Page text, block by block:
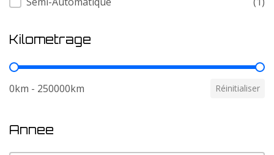
Kilometrage
Kilometrage
0km - 250000km Réinitialiser
Annee